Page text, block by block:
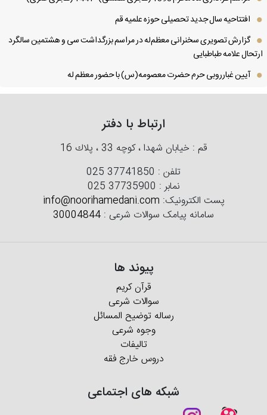
افتتاحیه سال جدید تحصیلی حوزه علمیه قم
گزارش تصویری سخنرانی معظم‌له در مراسم بزرگداشت سی و هشتمین سالگرد
علامه طباطبایی
آیین غبارروبی حرم حضرت معصومه(س) با حضور معظم له
ارتباط با دفتر
قم : خیابان شهدا ، كوچه 33 ، پلاك 16
تلفن :025 37741850
نمابر :025 37735900
پست الکترونیک:info@noorihamedani.com
سامانه پیامک سوالات شرعی : 30004844
پیوند ها
قرآن کریم
سوالات شرعی
رساله توضیح المسائل
وجوه شرعی
تالیفات
دروس خارج فقه
شبکه های اجتماعی